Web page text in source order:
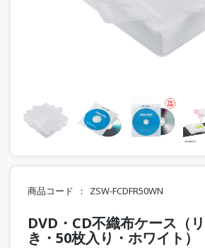
商品コード ZSW-FCDFR50WN
DVD・CD不織布ケース（
き・50枚入り・ホワイト）